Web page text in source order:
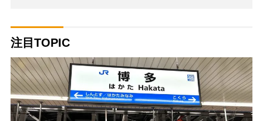
注目TOPIC